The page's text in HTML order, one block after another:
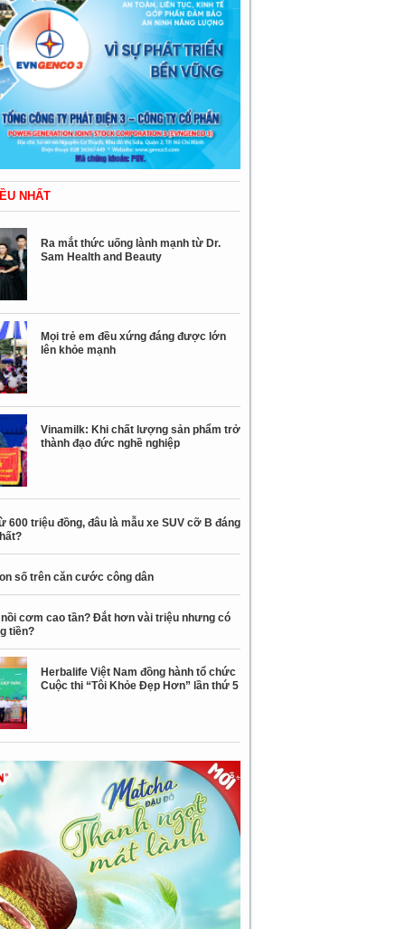
NHẤT
Ra mắt thức uống lành mạnh từ Dr.
Sam Health and Beauty
Mọi trẻ em đều xứng đáng được lớn
lên khỏe mạnh
Vinamilk: Khi chất lượng sản phẩm trở
thành đạo đức nghề nghiệp
600 triệu đồng, đâu là mẫu xe SUV cỡ B đáng
số trên căn cước công dân
nồi cơm cao tần? Đắt hơn vài triệu nhưng có
tiền?
Herbalife Việt Nam đồng hành tổ chức
Cuộc thi “Tôi Khỏe Đẹp Hơn” lần thứ 5